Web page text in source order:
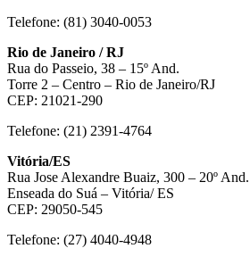
Telefone: (81) 3040-0053
Rio de Janeiro / RJ
Rua do Passeio, 38 – 15º And.
Torre 2 – Centro – Rio de Janeiro/RJ
CEP: 21021-290
Telefone: (21) 2391-4764
Vitória/ES
Rua Jose Alexandre Buaiz, 300 – 20º And.
Enseada do Suá – Vitória/ ES
CEP: 29050-545
Telefone: (27) 4040-4948